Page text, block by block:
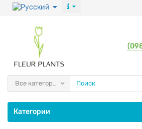
Все категории
Категории